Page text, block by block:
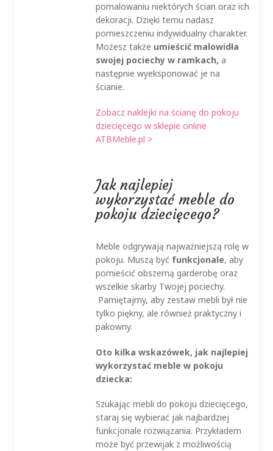
pomalowaniu niektórych ścian oraz ich
dekoracji. Dzięki temu nadasz
pomieszczeniu indywidualny charakter.
Możesz także umieścić malowidła
swojej pociechy w ramkach, a
następnie wyeksponować je na
ścianie.
Zobacz naklejki na ścianę do pokoju
dziecięcego w sklepie online
ATBMeble.pl >
Jak najlepiej
wykorzystać meble do
pokoju dziecięcego?
Meble odgrywają najważniejszą rolę w
pokoju. Muszą być funkcjonale, aby
pomieścić obszerną garderobę oraz
wszelkie skarby Twojej pociechy.
Pamiętajmy, aby zestaw mebli był nie
tylko piękny, ale również praktyczny i
pakowny.
Oto kilka wskazówek, jak najlepiej
wykorzystać meble w pokoju
dziecka:
Szukając mebli do pokoju dziecięcego,
staraj się wybierać jak najbardziej
funkcjonale rozwiązania. Przykładem
może być przewijak z możliwością